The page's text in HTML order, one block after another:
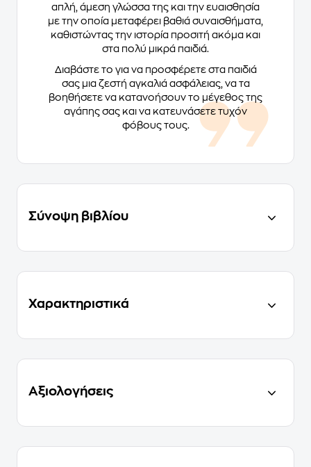
απλή, άμεση γλώσσα της και την ευαισθησία
με την οποία μεταφέρει βαθιά συναισθήματα,
καθιστώντας την ιστορία προσιτή ακόμα και
στα πολύ μικρά παιδιά.
Διαβάστε το για να προσφέρετε στα παιδιά
σας μια ζεστή αγκαλιά ασφάλειας, να τα
βοηθήσετε να κατανοήσουν το μέγεθος της
αγάπης σας και να κατευνάσετε τυχόν
φόβους τους.
Σύνοψη βιβλίου
Χαρακτηριστικά
Αξιολογήσεις